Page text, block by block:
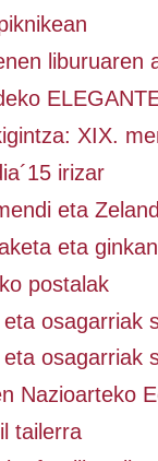
liburuaren
XIX.
irizar
eta
eta
postalak
osagarriak
osagarriak
Nazioarteko
tailerra